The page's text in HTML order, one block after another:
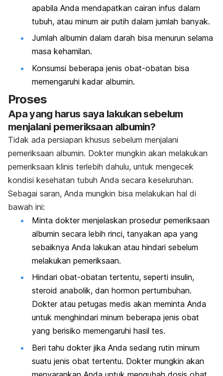
apabila Anda mendapatkan cairan infus dalam
tubuh, atau minum air putih dalam jumlah banyak.
Jumlah albumin dalam darah bisa menurun selama
masa kehamilan.
Konsumsi beberapa jenis obat-obatan bisa
memengaruhi kadar albumin.
Proses
Apa yang harus saya lakukan sebelum
menjalani pemeriksaan albumin?
Tidak ada persiapan khusus sebelum menjalani
pemeriksaan albumin. Dokter mungkin akan melakukan
pemeriksaan klinis terlebih dahulu, untuk mengecek
kondisi kesehatan tubuh Anda secara keseluruhan.
Sebagai saran, Anda mungkin bisa melakukan hal di
bawah ini:
Minta dokter menjelaskan prosedur pemeriksaan
albumin secara lebih rinci, tanyakan apa yang
sebaiknya Anda lakukan atau hindari sebelum
melakukan pemeriksaan.
Hindari obat-obatan tertentu, seperti insulin,
steroid anabolik, dan hormon pertumbuhan.
Dokter atau petugas medis akan meminta Anda
untuk menghindari minum beberapa jenis obat
yang berisiko memengaruhi hasil tes.
Beri tahu dokter jika Anda sedang rutin minum
suatu jenis obat tertentu. Dokter mungkin akan